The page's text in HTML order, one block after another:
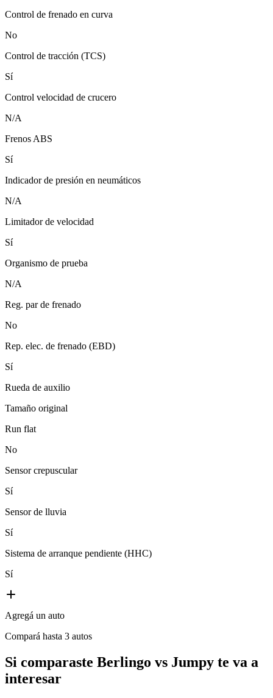
Control de frenado en curva
No
Control de tracción (TCS)
Sí
Control velocidad de crucero
N/A
Frenos ABS
Sí
Indicador de presión en neumáticos
N/A
Limitador de velocidad
Sí
Organismo de prueba
N/A
Reg. par de frenado
No
Rep. elec. de frenado (EBD)
Sí
Rueda de auxilio
Tamaño original
Run flat
No
Sensor crepuscular
Sí
Sensor de lluvia
Sí
Sistema de arranque pendiente (HHC)
Sí
Agregá un auto
Compará hasta 3 autos
Si comparaste Berlingo vs Jumpy te va a
interesar